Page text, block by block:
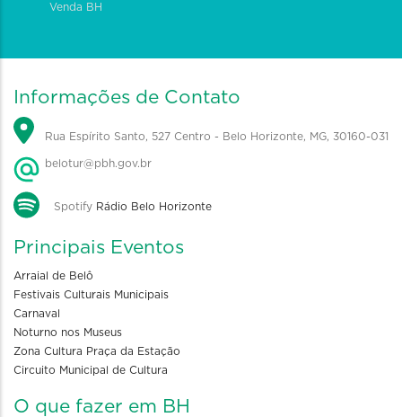
Venda BH
Informações de Contato
Rua Espírito Santo, 527 Centro - Belo Horizonte, MG, 30160-031
belotur@pbh.gov.br
Spotify Rádio Belo Horizonte
Principais Eventos
Arraial de Belô
Festivais Culturais Municipais
Carnaval
Noturno nos Museus
Zona Cultura Praça da Estação
Circuito Municipal de Cultura
O que fazer em BH